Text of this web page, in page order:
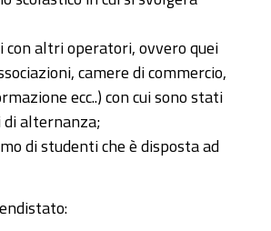
con altri operatori, ovvero quei
camere di commercio,
ecc..) con cui sono stati
alternanza;
di studenti che è disposta ad